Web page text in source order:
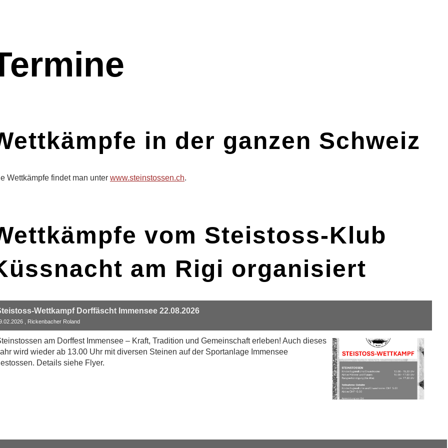
in der ganzen Schweiz
Wettkämpfe findet man unter www.steinstossen.ch.
vom Steistoss-Klub
am Rigi organisiert
Wettkampf Dorffäscht Immensee 22.08.2026
, Rickenbacher Roland
am Dorffest Immensee – Kraft, Tradition und Gemeinschaft erleben! Auch dieses
wird wieder ab 13.00 Uhr mit diversen Steinen auf der Sportanlage Immensee
Details siehe Flyer.